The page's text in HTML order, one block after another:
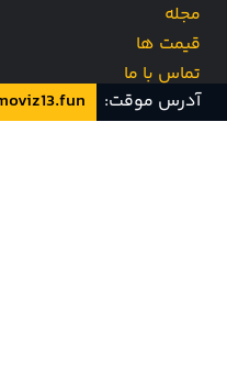
آدرس موقت:
مجله
قیمت ها
تماس با ما
کارت هدیه